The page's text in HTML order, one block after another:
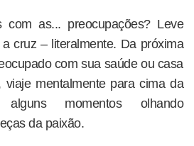
as... preocupações? Leve
cruz – literalmente. Da próxima
com sua saúde ou casa
viaje mentalmente para cima da
alguns momentos olhando
da paixão.